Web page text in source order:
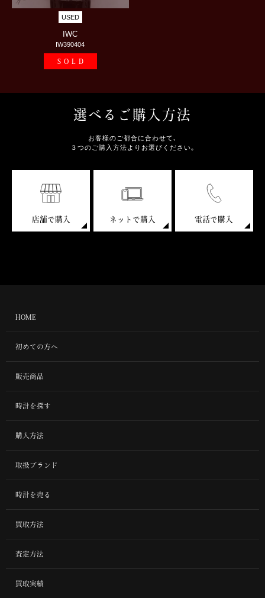
USED
IWC
IW390404
SOLD
選べるご購入方法
お客様のご都合に合わせて､
３つのご購入方法よりお選びください｡
店舗で購入 ネットで購入 電話で購入
HOME
初めての方へ
販売商品
時計を探す
購入方法
取扱ブランド
時計を売る
買取方法
査定方法
買取実績